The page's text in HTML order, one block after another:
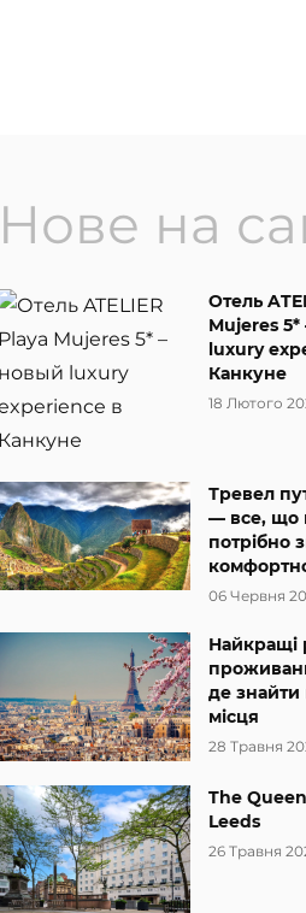
Нове на
Отель
Mujeres
luxury
Канкуне
18 Лютого
Тревел
— все, що
потрібно
06 Червня
Найкращі
де знайти
місця
28 Травня
The
Leeds
26 Травня